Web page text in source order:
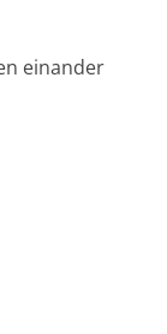
einander